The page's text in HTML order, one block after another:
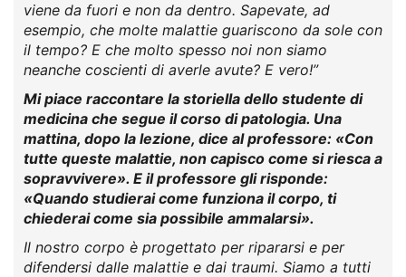
viene da fuori e non da dentro. Sapevate, ad
esempio, che molte malattie guariscono da sole con
il tempo? E che molto spesso noi non siamo
neanche coscienti di averle avute? E vero!”
Mi piace raccontare la storiella dello studente di
medicina che segue il corso di patologia. Una
mattina, dopo la lezione, dice al professore: «Con
tutte queste malattie, non capisco come si riesca a
sopravvivere». E il professore gli risponde:
«Quando studierai come funziona il corpo, ti
chiederai come sia possibile ammalarsi».
Il nostro corpo è progettato per ripararsi e per
difendersi dalle malattie e dai traumi. Siamo a tutti